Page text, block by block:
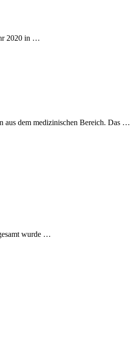
2020 in …
aus dem medizinischen Bereich. Das …
wurde …